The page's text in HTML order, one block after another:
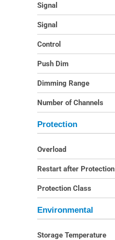
Signal
Signal
Control
Push Dim
Dimming Range
Number of Channels
Protection
Overload
Restart after Protection
Protection Class
Environmental
Storage Temperature